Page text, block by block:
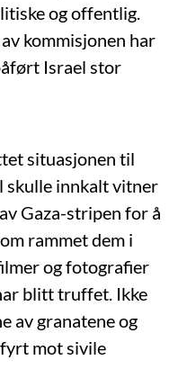
og offentlig.
kommisjonen har
Israel stor
situasjonen til
skulle innkalt vitner
Gaza-stripen for å
rammet dem i
og fotografier
blitt truffet. Ikke
av granatene og
mot sivile